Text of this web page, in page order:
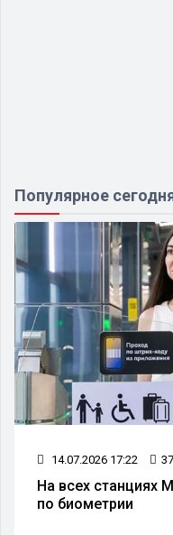
Популярное
14.07.2026 17:22
На всех станциях
по биометрии